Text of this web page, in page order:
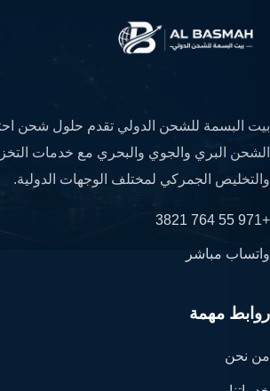
بيت البسمة للشحن الدولي تقدم حلول شحن
الشحن البري والجوي والبحري مع خدمات
والتخليص الجمركي لمختلف الوجهات الدولية.
+971 55 764 3821
واتساب مباشر
روابط مهمة
من نحن